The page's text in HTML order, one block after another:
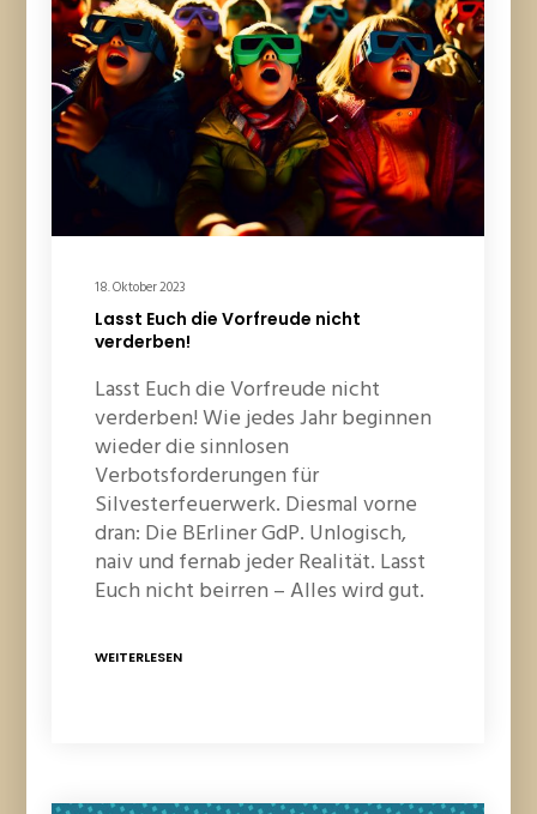
18. Oktober 2023
Lasst Euch die Vorfreude nicht
verderben!
Lasst Euch die Vorfreude nicht
verderben! Wie jedes Jahr beginnen
wieder die sinnlosen
Verbotsforderungen für
Silvesterfeuerwerk. Diesmal vorne
dran: Die BErliner GdP. Unlogisch,
naiv und fernab jeder Realität. Lasst
Euch nicht beirren – Alles wird gut.
WEITERLESEN